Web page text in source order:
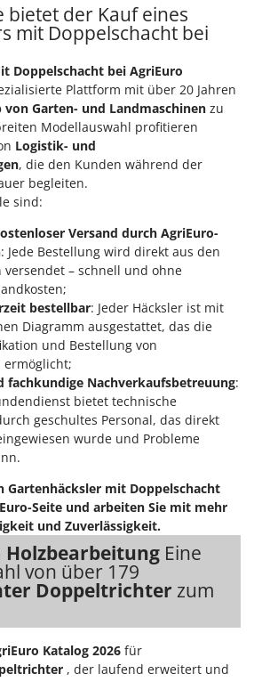
bietet der Kauf eines
mit Doppelschacht bei
Doppelschacht bei AgriEuro
Plattform mit über 20 Jahren
von Garten- und Landmaschinen zu
Modellauswahl profitieren
Logistik- und
, die den Kunden während der
begleiten.
sind:
Versand durch AgriEuro-
: Jede Bestellung wird direkt aus den
versendet – schnell und ohne
bestellbar: Jeder Häcksler ist mit
Diagramm ausgestattet, das die
und Bestellung von
ermöglicht;
fachkundige Nachverkaufsbetreuung:
bietet technische
geschultes Personal, das direkt
wurde und Probleme
Gartenhäcksler mit Doppelschacht
Seite und arbeiten Sie mit mehr
und Zuverlässigkeit.
Eine
von über 179
Doppeltrichter zum
Katalog 2026 für
, der laufend erweitert und